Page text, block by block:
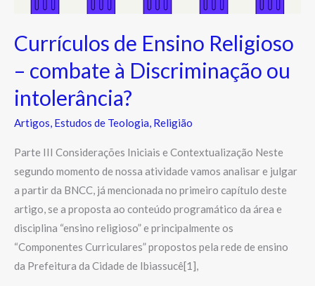
Currículos de Ensino Religioso
– combate à Discriminação ou
intolerância?
Artigos, Estudos de Teologia, Religião
Parte III Considerações Iniciais e Contextualização Neste
segundo momento de nossa atividade vamos analisar e julgar
a partir da BNCC, já mencionada no primeiro capítulo deste
artigo, se a proposta ao conteúdo programático da área e
disciplina “ensino religioso” e principalmente os
“Componentes Curriculares” propostos pela rede de ensino
da Prefeitura da Cidade de Ibiassucê[1],
intolerância?